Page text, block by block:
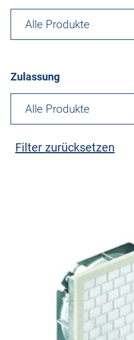
Zulassung
Filter zurücksetzen